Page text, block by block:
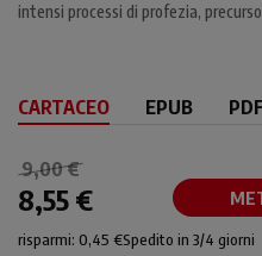
intensi processi di profezia,
CARTACEO EPUB PDF
9,00 €
8,55 €
risparmi: 0,45 €Spedito in 3/4 giorni